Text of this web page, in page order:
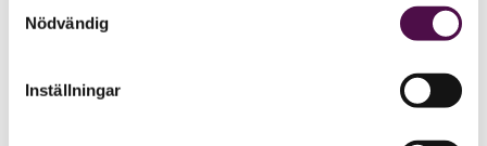
Nödvändig
Inställningar